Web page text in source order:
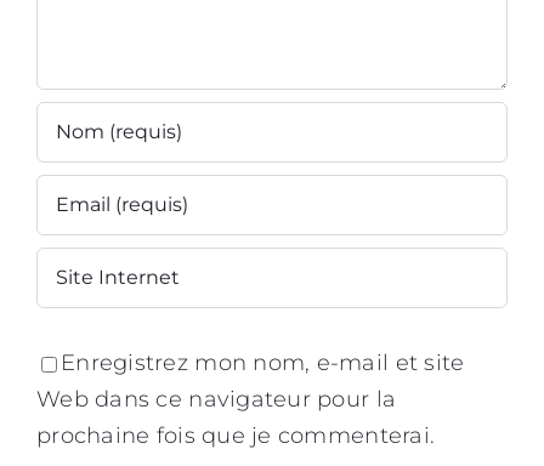
Enregistrez mon nom, e-mail et site
Web dans ce navigateur pour la
prochaine fois que je commenterai.